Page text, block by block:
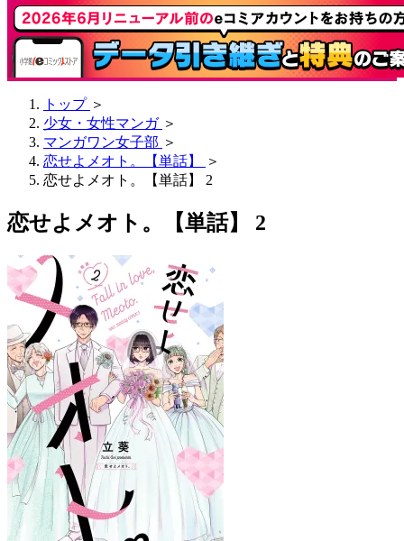
トップ ＞
少女・女性マンガ ＞
マンガワン女子部 ＞
恋せよメオト。【単話】
＞
恋せよメオト。【単話】 2
恋せよメオト。【単話】 2